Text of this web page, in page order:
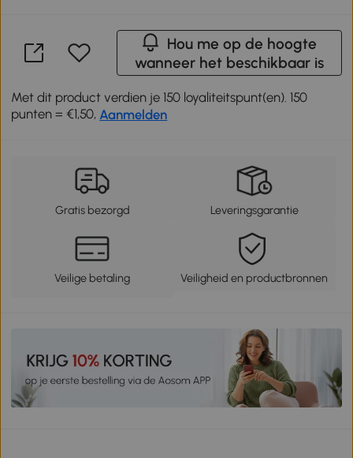
Hou me op de hoogte
wanneer het beschikbaar is
Met dit product verdien je 150 loyaliteitspunt(en). 150
punten = €1,50, Aanmelden
Gratis bezorgd Leveringsgarantie
Veilige betaling Veiligheid en productbronnen